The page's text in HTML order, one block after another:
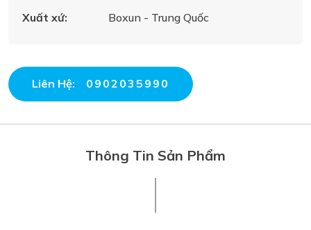
Xuất xứ:
Boxun - Trung Quốc
Liên Hệ: 0902035990
Thông Tin Sản Phẩm